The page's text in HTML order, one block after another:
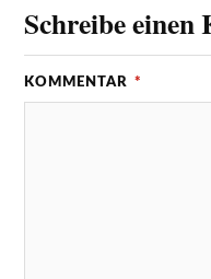
Schreibe
KOMMENTAR *